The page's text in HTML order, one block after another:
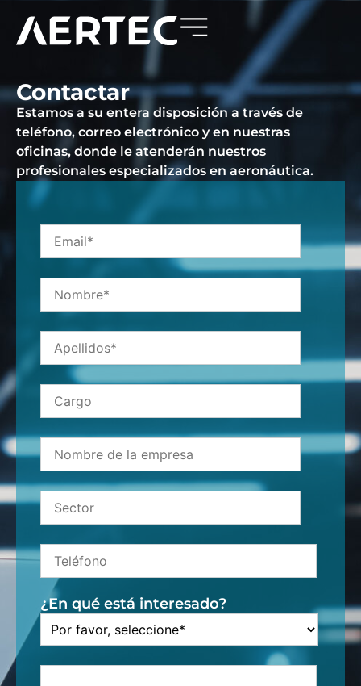
Contactar
Estamos a su entera disposición a través de
teléfono, correo electrónico y en nuestras
oficinas, donde le atenderán nuestros
profesionales especializados en aeronáutica.
¿En qué está interesado?